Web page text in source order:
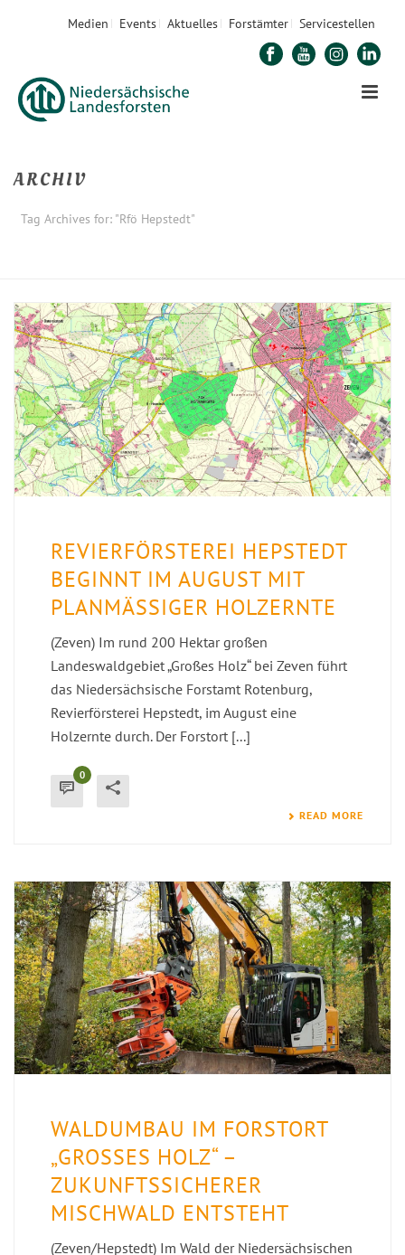
Medien Events Aktuelles Forstämter Servicestellen
ARCHIV
Tag Archives for: "Rfö Hepstedt"
REVIERFÖRSTEREI HEPSTEDT
BEGINNT IM AUGUST MIT
PLANMÄSSIGER HOLZERNTE
(Zeven) Im rund 200 Hektar großen
Landeswaldgebiet „Großes Holz“ bei Zeven führt
das Niedersächsische Forstamt Rotenburg,
Revierförsterei Hepstedt, im August eine
Holzernte durch. Der Forstort [...]
0
READ MORE
WALDUMBAU IM FORSTORT
„GROSSES HOLZ“ – Z
UKUNFTSSICHERER M
ISCHWALD ENTSTEHT
(Zeven/Hepstedt) Im Wald der Niedersächsischen